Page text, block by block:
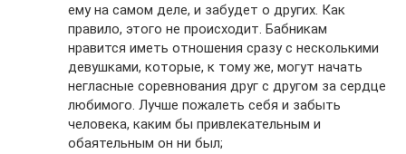
ему на самом деле, и забудет о других. Как
правило, этого не происходит. Бабникам
нравится иметь отношения сразу с несколькими
девушками, которые, к тому же, могут начать
негласные соревнования друг с другом за сердце
любимого. Лучше пожалеть себя и забыть
человека, каким бы привлекательным и
обаятельным он ни был;